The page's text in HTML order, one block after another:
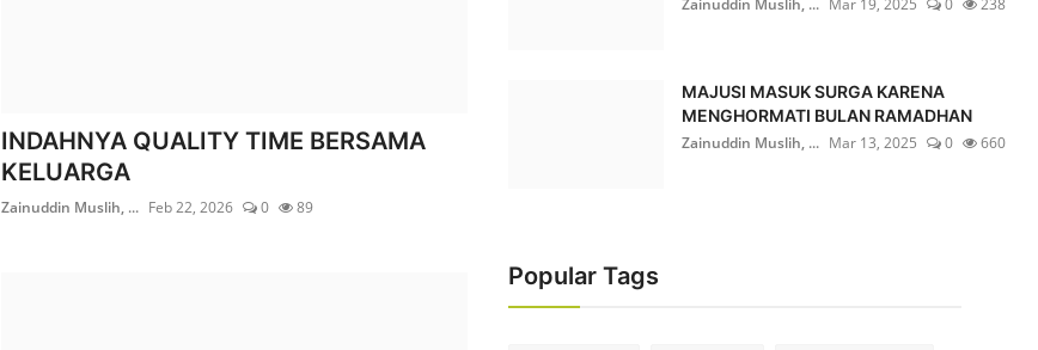
INDAHNYA QUALITY TIME BERSAMA
KELUARGA
Zainuddin Muslih, ... Feb 22, 2026 0 89
Zainuddin Muslih, ... Mar 19, 2025 0 238
MAJUSI MASUK SURGA KARENA
MENGHORMATI BULAN RAMADHAN
Zainuddin Muslih, ... Mar 13, 2025 0 660
Popular Tags